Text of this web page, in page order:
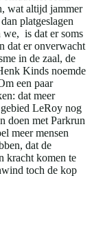
wat altijd jammer
platgeslagen
is dat er soms
dat er onverwacht
in de zaal, de
Kinds noemde
een paar
dat meer
gebied LeRoy nog
doen met Parkrun
meer mensen
dat de
kracht komen te
toch de kop